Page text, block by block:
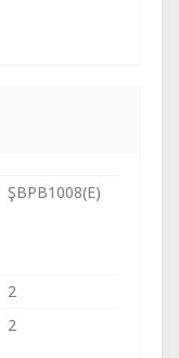
ŞBPB1008(E)
2
2